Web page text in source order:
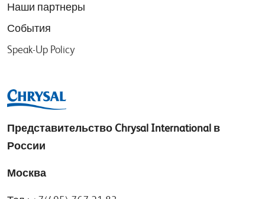
Наши партнеры
События
Speak-Up Policy
Представительство Chrysal International в
России
Москва